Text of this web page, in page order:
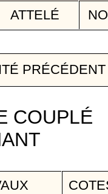
ATTELÉ
COUPLÉ